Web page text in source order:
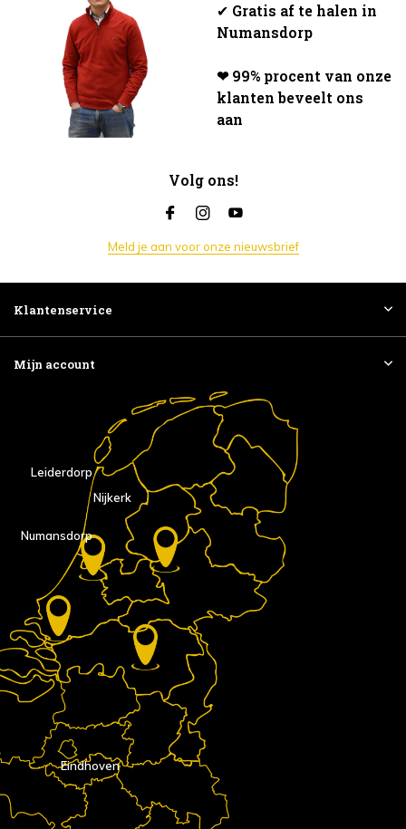
✔ Gratis af te halen in
Numansdorp
❤ 99% procent van onze
klanten beveelt ons
aan
Volg ons!
Meld je aan voor onze nieuwsbrief
Klantenservice
Mijn account
Eindhoven
Nijkerk
Numansdorp
Leiderdorp